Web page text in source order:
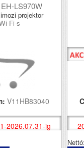
EH-LS970W
projektor
Fi-s
V11HB83040
2026.07.31-ig
Nettó: